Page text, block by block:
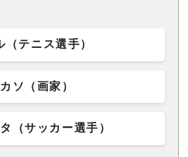
（テニス選手）
ソ（画家）
（サッカー選手）